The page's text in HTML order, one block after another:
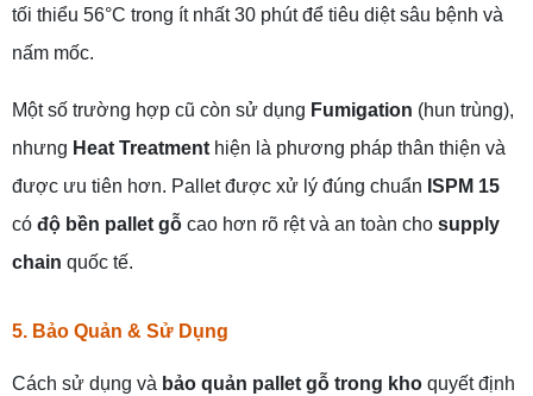
tối thiểu 56°C trong ít nhất 30 phút để tiêu diệt sâu bệnh và
nấm mốc.
Một số trường hợp cũ còn sử dụng Fumigation (hun trùng),
nhưng Heat Treatment hiện là phương pháp thân thiện và
được ưu tiên hơn. Pallet được xử lý đúng chuẩn ISPM 15
có độ bền pallet gỗ cao hơn rõ rệt và an toàn cho supply
chain quốc tế.
5. Bảo Quản & Sử Dụng
Cách sử dụng và bảo quản pallet gỗ trong kho quyết định